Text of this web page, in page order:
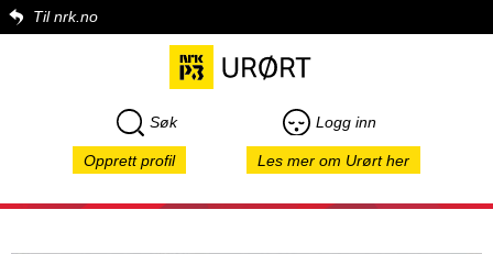
Til nrk.no
Søk Logg inn
Opprett profil Les mer om Urørt her